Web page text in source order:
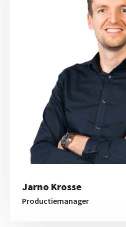
Jarno Krosse
Productiemanager